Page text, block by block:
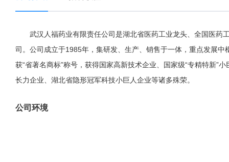
武汉人福药业有限责任公司是湖北省医药工业龙头、全国医
司。公司成立于1985年，集研发、生产、销售于一体，重点发展
获“省著名商标”称号，获得国家高新技术企业、国家级“专精特新”
长力企业、湖北省隐形冠军科技小巨人企业等诸多殊荣。
公司环境